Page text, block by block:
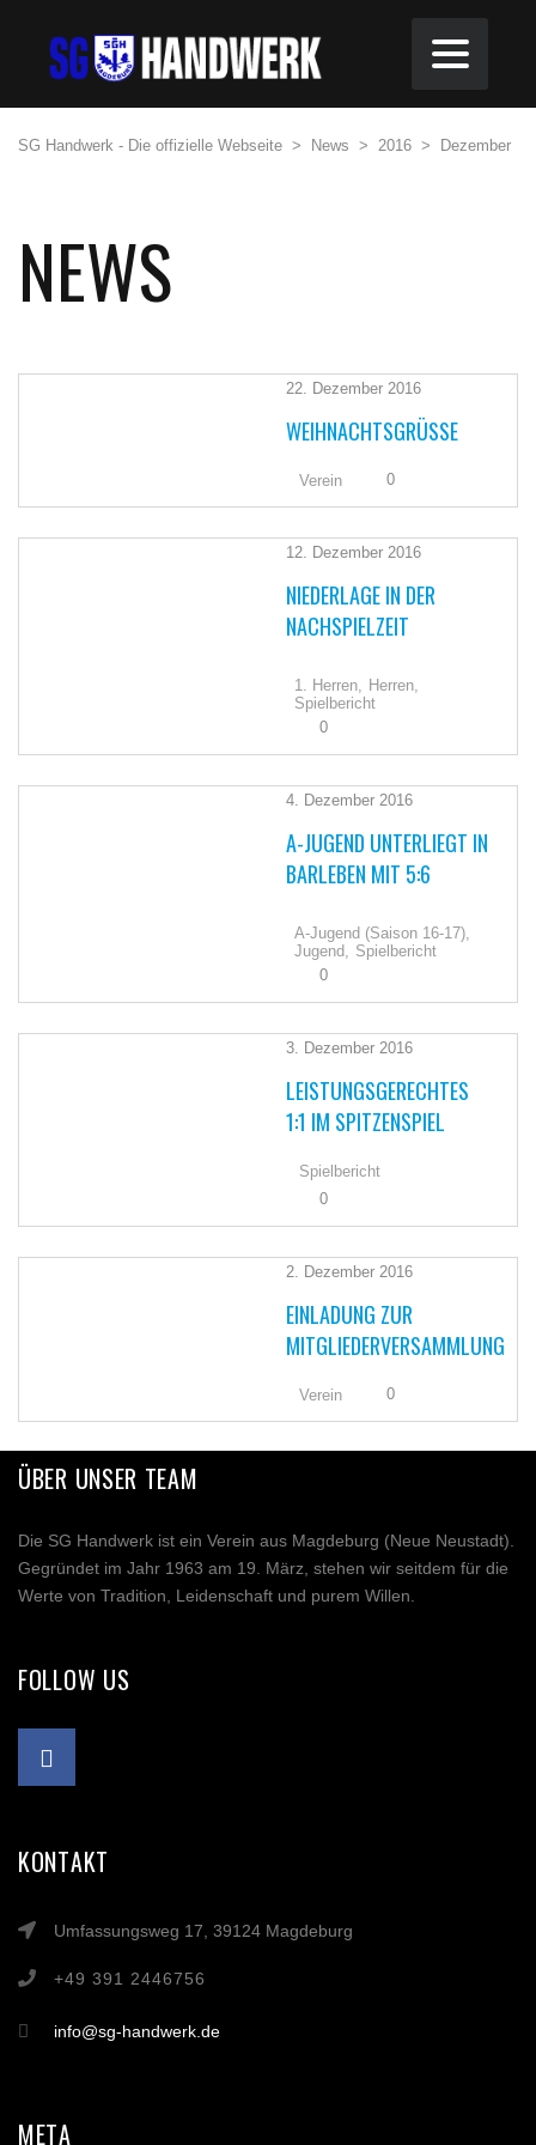
SG Handwerk - Die offizielle Webseite > News > 2016 > Dezember
NEWS
22. Dezember 2016
WEIHNACHTSGRÜSSE
Verein 0
12. Dezember 2016
NIEDERLAGE IN DER
NACHSPIELZEIT
1. Herren, Herren,
Spielbericht
0
4. Dezember 2016
A-JUGEND UNTERLIEGT IN
BARLEBEN MIT 5:6
A-Jugend (Saison 16-17),
Jugend, Spielbericht
0
3. Dezember 2016
LEISTUNGSGERECHTES
1:1 IM SPITZENSPIEL
Spielbericht
0
2. Dezember 2016
EINLADUNG ZUR
MITGLIEDERVERSAMMLUNG
Verein 0
ÜBER UNSER TEAM
Die SG Handwerk ist ein Verein aus Magdeburg (Neue Neustadt).
Gegründet im Jahr 1963 am 19. März, stehen wir seitdem für die
Werte von Tradition, Leidenschaft und purem Willen.
FOLLOW US
KONTAKT
Umfassungsweg 17, 39124 Magdeburg
+49 391 2446756
info@sg-handwerk.de
META